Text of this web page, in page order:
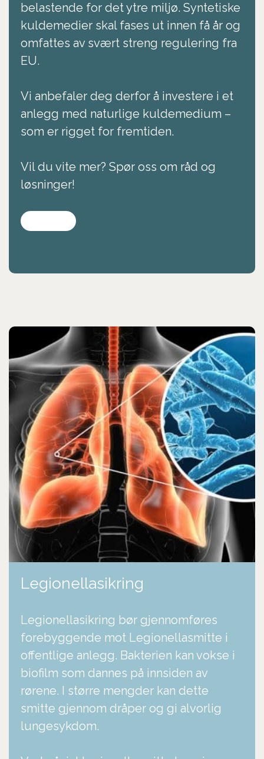
belastende for det ytre miljø. Syntetiske
kuldemedier skal fases ut innen få år og
omfattes av svært streng regulering fra
EU.
Vi anbefaler deg derfor å investere i et
anlegg med naturlige kuldemedium –
som er rigget for fremtiden.
Vil du vite mer? Spør oss om råd og
løsninger!
Legionellasikring
Legionellasikring bør gjennomføres
forebyggende mot Legionellasmitte i
offentlige anlegg. Bakterien kan vokse i
biofilm som dannes på innsiden av
rørene. I større mengder kan dette
smitte gjennom dråper og gi alvorlig
lungesykdom.